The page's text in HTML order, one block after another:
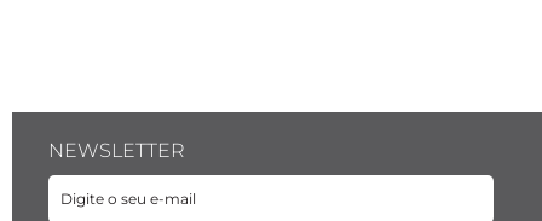
Largura: 9,5 mm x 5 mm
NEWSLETTER